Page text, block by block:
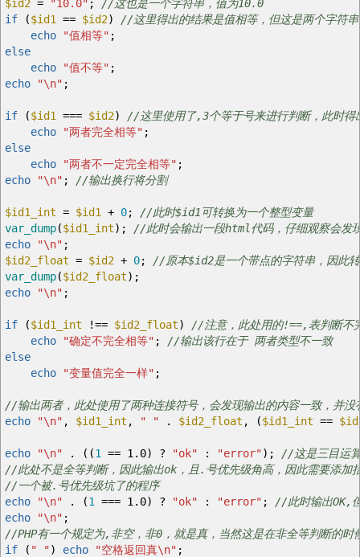
$id2 = "10.0" ;
//这也是一个字符串，值为10.0
if
($id1 == $id2)
//这里得出的结果是值相等，但这是两个字符
echo
"值相等" ;
else
echo
"值不等" ;
echo
"\n" ;
if ($id1 === $id2)
//这里使用了,3个等于号来进行判断，此时得
echo
"两者完全相等" ;
else
echo
"两者不一定完全相等" ;
echo
"\n" ; //输出换行将分割
$id1_int = $id1 + 0;
//此时$id1可转换为一个整型变量
var_dump($id1_int) ;
//此时会输出一段html代码，仔细观察会
echo
"\n" ;
$id2_float = $id2 + 0;
//原本$id2是一个带点的字符串，因此
var_dump($id2_float) ;
echo
"\n" ;
if ($id1_int !== $id2_float)
//注意，此处用的!==,表判断不
echo
"确定不完全相等" ;
//输出该行在于 两者类型不一致
else
echo
"变量值完全一样" ;
//输出两者，此处使用了两种连接符号，会发现输出的内容一致，并没
echo
"\n" , $id1_int , " " . $id2_float , ($id1_int ==
echo "\n" . ( (1 == 1.0) ? "ok" : "error") ;
//这是三目运
//此处不是全等判断，因此输出ok，且.号优先级角高，因此需要添加
//一个被.号优先级坑了的程序
echo
"\n" . (1 === 1.0) ? "ok" : "error" ;
//此时输出OK,
echo
"\n" ;
//PHP有一个规定为,非空，非0，就是真，当然这是在非全等判断的时
if
( " ") echo "空格返回真\n" ;